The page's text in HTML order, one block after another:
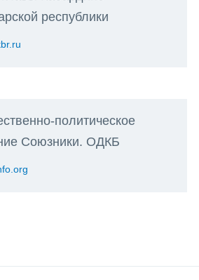
республики
политическое
Союзники. ОДКБ